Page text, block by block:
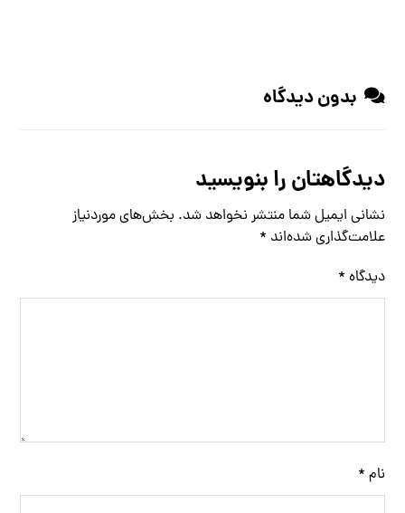
بدون دیدگاه
دیدگاهتان را بنویسید
نشانی ایمیل شما منتشر نخواهد شد. بخش‌های موردنیاز
علامت‌گذاری شده‌اند *
دیدگاه *
نام *